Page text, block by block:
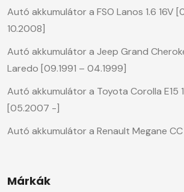
Autó akkumulátor a FSO Lanos 1.6 16V
10.2008]
Autó akkumulátor a Jeep Grand
Laredo [09.1991 – 04.1999]
Autó akkumulátor a Toyota Corolla E15
[05.2007 -]
Autó akkumulátor a Renault Megane CC
Márkák